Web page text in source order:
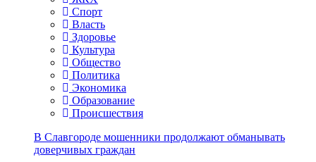
Спорт
Власть
Здоровье
Культура
Общество
Политика
Экономика
Образование
Происшествия
В Славгороде мошенники продолжают обманывать
доверчивых граждан